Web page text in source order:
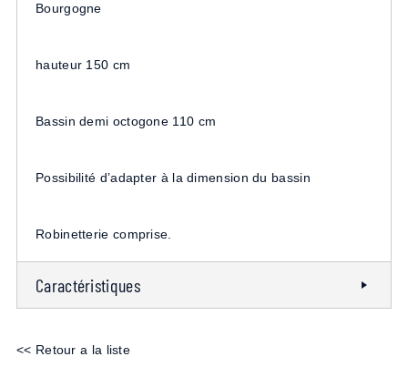
Bourgogne
hauteur 150 cm
Bassin demi octogone 110 cm
Possibilité d’adapter à la dimension du bassin
Robinetterie comprise.
Caractéristiques
<< Retour a la liste